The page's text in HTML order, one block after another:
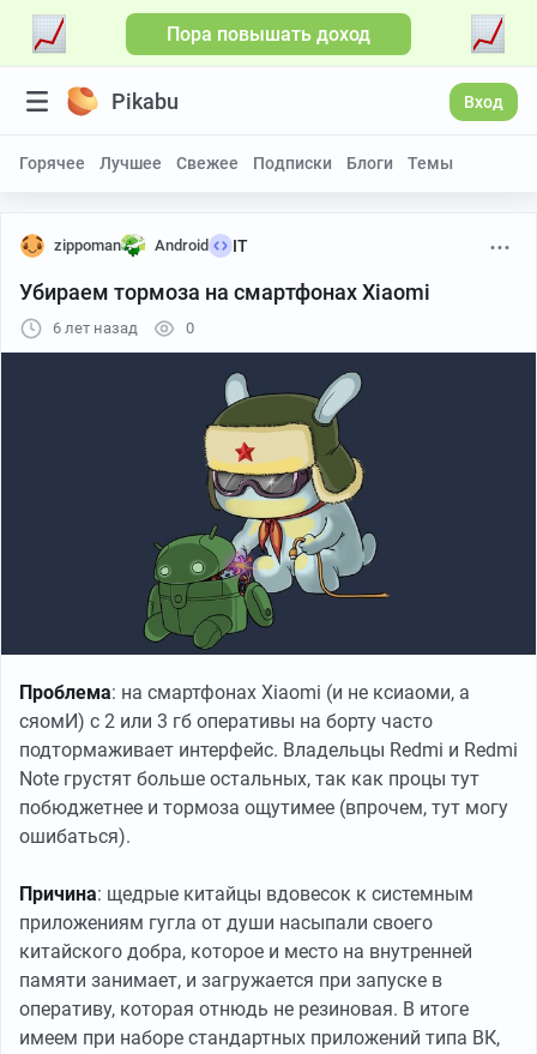
Пора повышать доход
Pikabu Вход
Горячее Лучшее Свежее Подписки Блоги Темы
zippoman Android IT
Убираем тормоза на смартфонах Xiaomi
6 лет назад 0
Проблема: на смартфонах Xiaomi (и не ксиаоми, а
сяомИ) с 2 или 3 гб оперативы на борту часто
подтормаживает интерфейс. Владельцы Redmi и Redmi
Note грустят больше остальных, так как процы тут
побюджетнее и тормоза ощутимее (впрочем, тут могу
ошибаться).
Причина: щедрые китайцы вдовесок к системным
приложениям гугла от души насыпали своего
китайского добра, которое и место на внутренней
памяти занимает, и загружается при запуске в
оперативу, которая отнюдь не резиновая. В итоге
имеем при наборе стандартных приложений типа ВК,